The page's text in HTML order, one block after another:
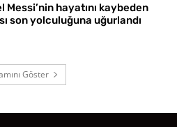
Messi’nin hayatını kaybeden
son yolculuğuna uğurlandı
Göster